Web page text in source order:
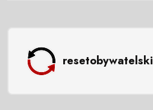
resetobywatelski